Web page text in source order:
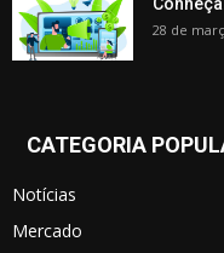
28 de
CATEGORIA
Notícias
Mercado